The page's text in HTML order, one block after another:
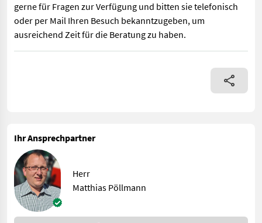
gerne für Fragen zur Verfügung und bitten sie telefonisch
oder per Mail Ihren Besuch bekanntzugeben, um
ausreichend Zeit für die Beratung zu haben.
Ausstattung: - Kurzholzspalter mit einer max. Scheitlänge von
Ihr Ansprechpartner
Herr
Matthias Pöllmann